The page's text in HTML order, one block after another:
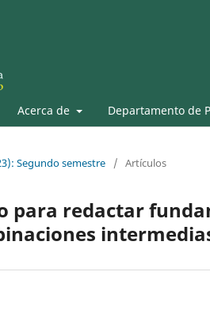
Acerca de Departamento de
Segundo semestre / Artículos
para redactar